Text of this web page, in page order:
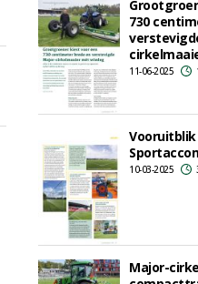
730
11-06-2025
Vooruitblik
10-03-2025
Major-